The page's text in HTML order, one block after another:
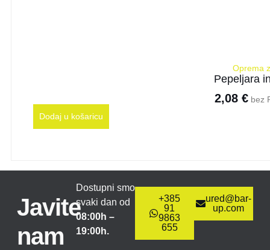
Oprema
Pepeljara
2,08 €bez
Dodaj u košaricu
Javite
nam
Dostupni smo
svaki dan od
08:00h –
19:00h.
+385
91
9863
655
ured@bar-
up.com